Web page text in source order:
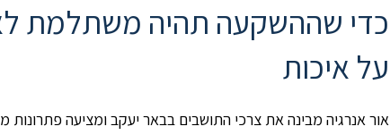
כדי שההשקעה תהיה משתלמת
על איכות
אור אנרגיה מבינה את צרכי התושבים בבאר יעקב ומציעה